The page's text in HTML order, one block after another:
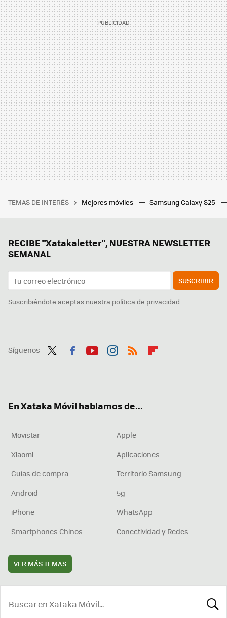
TEMAS DE INTERÉS Mejores móviles Samsung Galaxy S25
RECIBE "Xatakaletter", NUESTRA NEWSLETTER
SEMANAL
SUSCRIBIR
Suscribiéndote aceptas nuestra política de privacidad
Síguenos
En Xataka Móvil hablamos de...
Movistar
Apple
Xiaomi
Aplicaciones
Guías de compra
Territorio Samsung
Android
5g
iPhone
WhatsApp
Smartphones Chinos
Conectividad y Redes
VER MÁS TEMAS